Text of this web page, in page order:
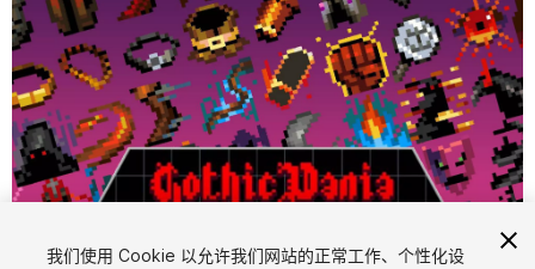
1/3
我们使用 Cookie 以允许我们网站的正常工作、个性化设